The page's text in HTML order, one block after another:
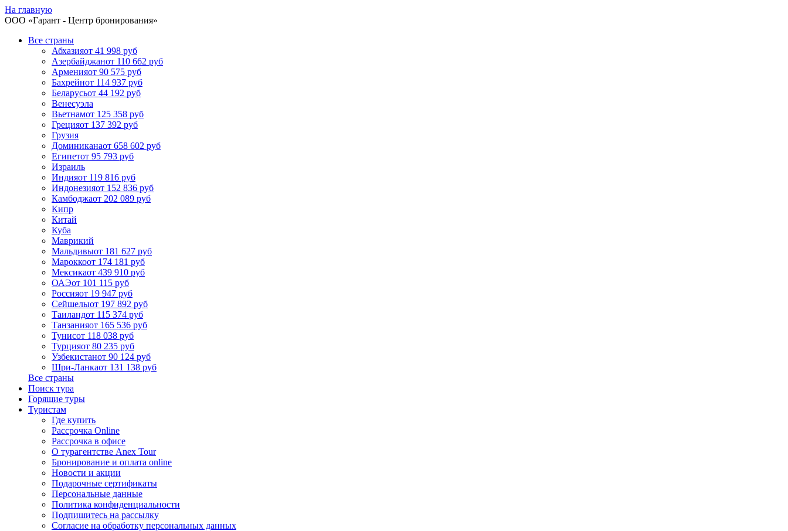
На главную
ООО «Гарант - Центр бронирования»
Все страны
Абхазияот 41 998 руб
Азербайджанот 110 662 руб
Арменияот 90 575 руб
Бахрейнот 114 937 руб
Беларусьот 44 192 руб
Венесуэла
Вьетнамот 125 358 руб
Грецияот 137 392 руб
Грузия
Доминиканаот 658 602 руб
Египетот 95 793 руб
Израиль
Индияот 119 816 руб
Индонезияот 152 836 руб
Камбоджаот 202 089 руб
Кипр
Китай
Куба
Маврикий
Мальдивыот 181 627 руб
Мароккоот 174 181 руб
Мексикаот 439 910 руб
ОАЭот 101 115 руб
Россияот 19 947 руб
Сейшелыот 197 892 руб
Таиландот 115 374 руб
Танзанияот 165 536 руб
Тунисот 118 038 руб
Турцияот 80 235 руб
Узбекистанот 90 124 руб
Шри-Ланкаот 131 138 руб
Все страны
Поиск тура
Горящие туры
Туристам
Где купить
Рассрочка Online
Рассрочка в офисе
О турагентстве Anex Tour
Бронирование и оплата online
Новости и акции
Подарочные сертификаты
Персональные данные
Политика конфиденциальности
Подпишитесь на рассылку
Согласие на обработку персональных данных